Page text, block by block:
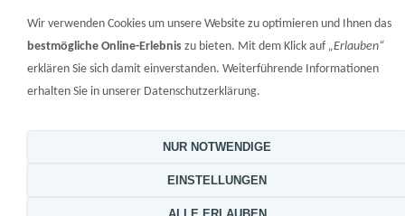
Schutzrechtsverletzungen
Cooki Einstellungen
Suchen
Wir verwenden Cookies um unsere Website zu optimieren und Ihnen das
bestmögliche Online-Erlebnis zu bieten. Mit dem Klick auf „Erlauben“
erklären Sie sich damit einverstanden. Weiterführende Informationen
erhalten Sie in unserer Datenschutzerklärung.
NUR NOTWENDIGE
EINSTELLUNGEN